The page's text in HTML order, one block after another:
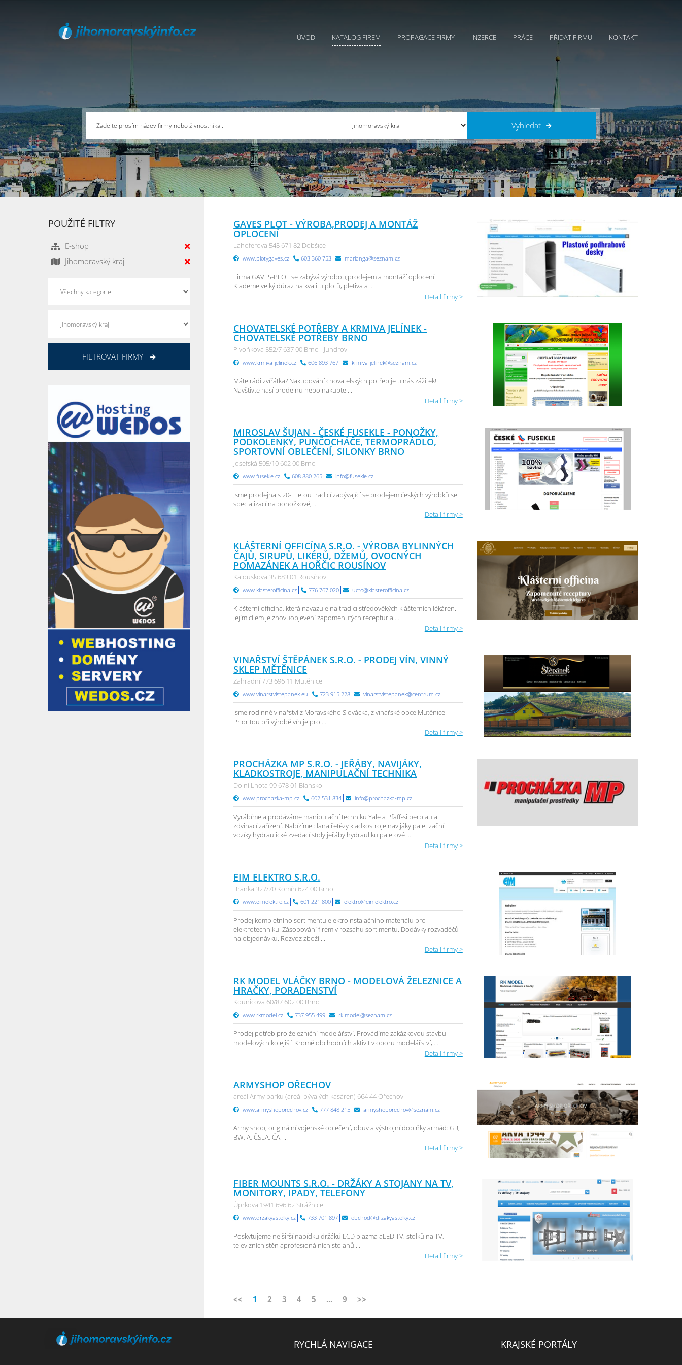
ÚVOD KATALOG FIREM PROPAGACE FIRMY INZERCE PRÁCE PŘIDAT FIRMU KONTAKT
Vyhledat
GAVES PLOT - VÝROBA,PRODEJ A MONTÁŽ
OPLOCENÍ
Lahoferova 545 671 82 Dobšice
www.plotygaves.cz 603 360 753 marianga@seznam.cz
Firma GAVES-PLOT se zabývá výrobou,prodejem a montáží oplocení.
Klademe velký důraz na kvalitu plotů, pletiva a ...
Detail firmy >
CHOVATELSKÉ POTŘEBY A KRMIVA JELÍNEK -
CHOVATELSKÉ POTŘEBY BRNO
Pivoňkova 552/7 637 00 Brno - Jundrov
www.krmiva-jelinek.cz 606 893 767 krmiva-jelinek@seznam.cz
Máte rádi zvířátka? Nakupování chovatelských potřeb je u nás zážitek!
Navštivte nasí prodejnu nebo nakupte ...
Detail firmy >
MIROSLAV ŠUJAN - ČESKÉ FUSEKLE - PONOŽKY,
PODKOLENKY, PUNČOCHÁČE, TERMOPRÁDLO,
SPORTOVNÍ OBLEČENÍ, SILONKY BRNO
Josefská 505/10 602 00 Brno
www.fusekle.cz 608 880 265 info@fusekle.cz
Jsme prodejna s 20-ti letou tradicí zabývající se prodejem českých výrobků se
specializací na ponožkové, ...
Detail firmy >
KLÁŠTERNÍ OFFICÍNA S.R.O. - VÝROBA BYLINNÝCH
ČAJŮ, SIRUPŮ, LIKÉRŮ, DŽEMŮ, OVOCNÝCH
POMAZÁNEK A HOŘČIC ROUSÍNOV
Kalouskova 35 683 01 Rousínov
www.klasterofficina.cz 776 767 020 ucto@klasterofficina.cz
Klášterní officína, která navazuje na tradici středověkých klášterních lékáren.
Jejím cílem je znovuobjevení zapomenutých receptur a ...
Detail firmy >
VINAŘSTVÍ ŠTĚPÁNEK S.R.O. - PRODEJ VÍN, VINNÝ
SKLEP MĚTĚNICE
Zahradní 773 696 11 Mutěnice
www.vinarstvistepanek.eu 723 915 228 vinarstvistepanek@centrum.cz
Jsme rodinné vinařství z Moravského Slovácka, z vinařské obce Mutěnice.
Prioritou při výrobě vín je pro ...
Detail firmy >
PROCHÁZKA MP S.R.O. - JEŘÁBY, NAVIJÁKY,
KLADKOSTROJE, MANIPULAČNÍ TECHNIKA
Dolní Lhota 99 678 01 Blansko
www.prochazka-mp.cz 602 531 834 info@prochazka-mp.cz
Vyrábíme a prodáváme manipulační techniku Yale a Pfaff-silberblau a
zdvihací zařízení. Nabízíme : lana řetězy kladkostroje navijáky paletizační
vozíky hydraulické zvedací stoly jeřáby hydrauliku paletové ...
Detail firmy >
EIM ELEKTRO S.R.O.
Branka 327/70 Komín 624 00 Brno
www.eimelektro.cz 601 221 800 elektro@eimelektro.cz
Prodej kompletního sortimentu elektroinstalačního materiálu pro
elektrotechniku. Zásobování firem v rozsahu sortimentu. Dodávky rozvaděčů
na objednávku. Rozvoz zboží ...
Detail firmy >
RK MODEL VLÁČKY BRNO - MODELOVÁ ŽELEZNICE A
HRAČKY, PORADENSTVÍ
Kounicova 60/87 602 00 Brno
www.rkmodel.cz 737 955 499 rk.model@seznam.cz
Prodej potřeb pro železniční modelářství. Provádíme zakázkovou stavbu
modelových kolejišť. Kromě obchodních aktivit v oboru modelářství, ...
Detail firmy >
ARMYSHOP OŘECHOV
areál Army parku (areál bývalých kasáren) 664 44 Ořechov
www.armyshoporechov.cz 777 848 215 armyshoporechov@seznam.cz
Army shop, originální vojenské oblečení, obuv a výstrojní doplňky armád: GB,
BW, A, ČSLA, ČA, ...
Detail firmy >
FIBER MOUNTS S.R.O. - DRŽÁKY A STOJANY NA TV,
MONITORY, IPADY, TELEFONY
Úprkova 1941 696 62 Strážnice
www.drzakyastolky.cz 733 701 897 obchod@drzakyastolky.cz
Poskytujeme nejširší nabídku držáků LCD plazma aLED TV, stolků na TV,
televizních stěn aprofesionálních stojanů ...
Detail firmy >
<< 1 2 3 4 5 ... 9 >>
POUŽITÉ FILTRY
E-shop
Jihomoravský kraj
FILTROVAT FIRMY
RYCHLÁ NAVIGACE KRAJSKÉ PORTÁLY